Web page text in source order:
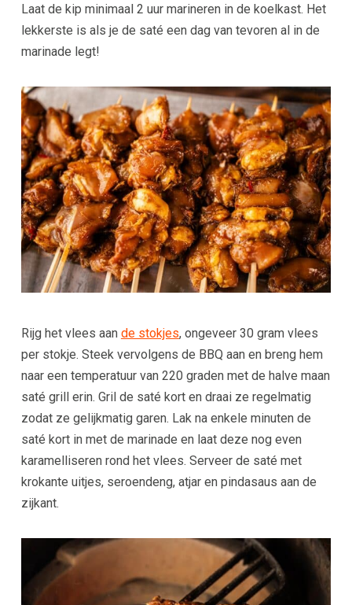
Laat de kip minimaal 2 uur marineren in de koelkast. Het
lekkerste is als je de saté een dag van tevoren al in de
marinade legt!
Rijg het vlees aan de stokjes, ongeveer 30 gram vlees
per stokje. Steek vervolgens de BBQ aan en breng hem
naar een temperatuur van 220 graden met de halve maan
saté grill erin. Gril de saté kort en draai ze regelmatig
zodat ze gelijkmatig garen. Lak na enkele minuten de
saté kort in met de marinade en laat deze nog even
karamelliseren rond het vlees. Serveer de saté met
krokante uitjes, seroendeng, atjar en pindasaus aan de
zijkant.